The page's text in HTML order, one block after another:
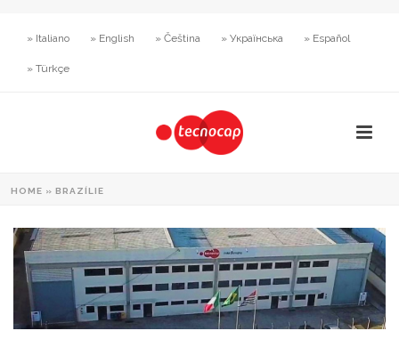
» Italiano » English » Čeština » Українська » Español
» Türkçe
HOME » BRAZÍLIE